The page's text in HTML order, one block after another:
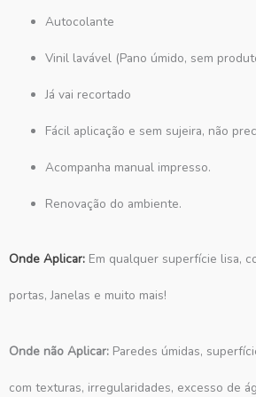
Autocolante
Vinil lavável (Pano úmido, sem
Já vai recortado
Fácil aplicação e sem sujeira, não
Acompanha manual impresso.
Renovação do ambiente.
Onde Aplicar: Em qualquer superfície lisa,
portas, Janelas e muito mais!
Onde não Aplicar: Paredes úmidas,
com texturas, irregularidades, excesso de